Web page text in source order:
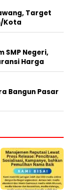
Target
Kota
SMP Negeri,
Harga
Bangun Pasar